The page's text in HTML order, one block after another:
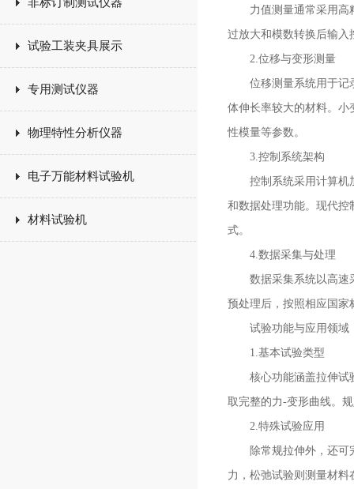
试验工装夹具展示
专用测试仪器
物理特性分析仪器
电子万能材料试验机
材料试验机
力值测量通常采用高精
过放大和模数转换后输入
2.位移与变形测量
位移测量系统用于记录
体伸长率较大的材料。小
性模量等参数。
3.控制系统架构
控制系统采用计算机加
和数据处理功能。现代控
式。
4.数据采集与处理
数据采集系统以高速采
预处理后，按照相应国家
试验功能与应用领域
1.基本试验类型
核心功能涵盖拉伸试验
取完整的力-变形曲线。
2.特殊试验应用
除常规拉伸外，还可完
力，松弛试验则测量材